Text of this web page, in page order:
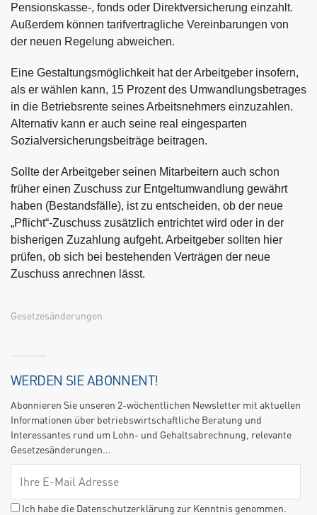
Pensionskasse-, fonds oder Direktversicherung einzahlt.
Außerdem können tarifvertragliche Vereinbarungen von
der neuen Regelung abweichen.
Eine Gestaltungsmöglichkeit hat der Arbeitgeber insofern,
als er wählen kann, 15 Prozent des Umwandlungsbetrages
in die Betriebsrente seines Arbeitsnehmers einzuzahlen.
Alternativ kann er auch seine real eingesparten
Sozialversicherungsbeiträge beitragen.
Sollte der Arbeitgeber seinen Mitarbeitern auch schon
früher einen Zuschuss zur Entgeltumwandlung gewährt
haben (Bestandsfälle), ist zu entscheiden, ob der neue
„Pflicht“-Zuschuss zusätzlich entrichtet wird oder in der
bisherigen Zuzahlung aufgeht. Arbeitgeber sollten hier
prüfen, ob sich bei bestehenden Verträgen der neue
Zuschuss anrechnen lässt.
Gesetzesänderungen
WERDEN SIE ABONNENT!
Abonnieren Sie unseren 2-wöchentlichen Newsletter mit aktuellen
Informationen über betriebswirtschaftliche Beratung und
Interessantes rund um Lohn- und Gehaltsabrechnung, relevante
Gesetzesänderungen...
Ich habe die Datenschutzerklärung zur Kenntnis genommen.